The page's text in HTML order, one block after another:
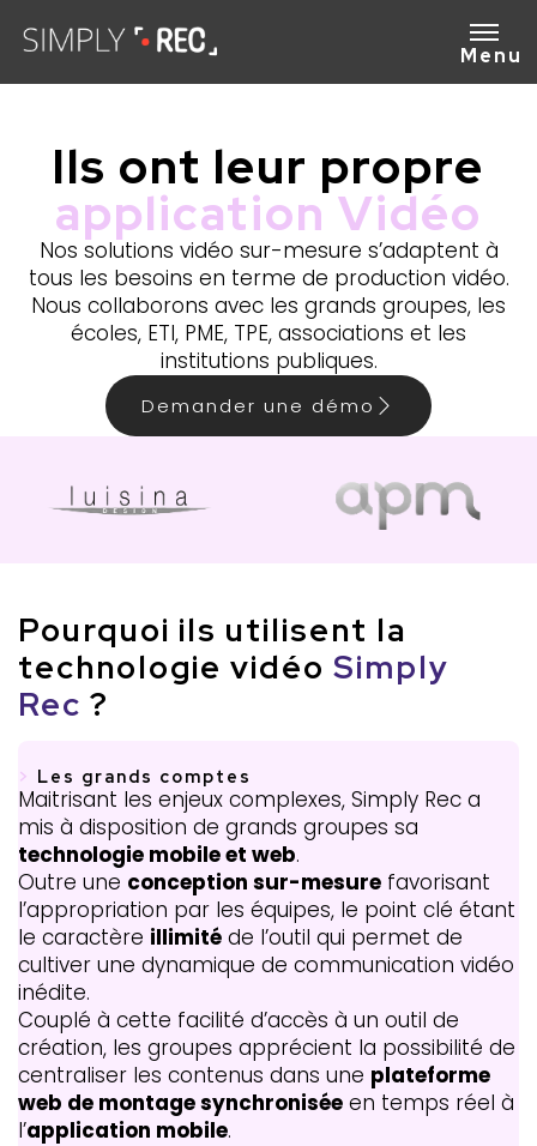
Menu
Ils ont leur propre
application Vidéo
Nos solutions vidéo sur-mesure s’adaptent à
tous les besoins en terme de production vidéo.
Nous collaborons avec les grands groupes, les
écoles, ETI, PME, TPE, associations et les
institutions publiques.
Demander une démo
Pourquoi ils utilisent la
technologie vidéo Simply
Rec ?
> Les grands comptes
Maitrisant les enjeux complexes, Simply Rec a
mis à disposition de grands groupes sa
technologie mobile et web.
Outre une conception sur-mesure favorisant
l’appropriation par les équipes, le point clé étant
le caractère illimité de l’outil qui permet de
cultiver une dynamique de communication vidéo
inédite.
Couplé à cette facilité d’accès à un outil de
création, les groupes apprécient la possibilité de
centraliser les contenus dans une plateforme
web de montage synchronisée en temps réel à
l’application mobile.